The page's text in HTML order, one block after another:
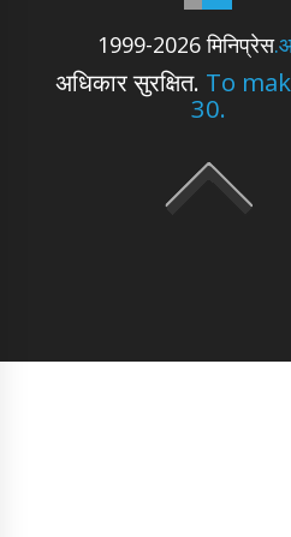
1999-2026 मिनिप्रेस
अधिकार सुरक्षित. To
30.